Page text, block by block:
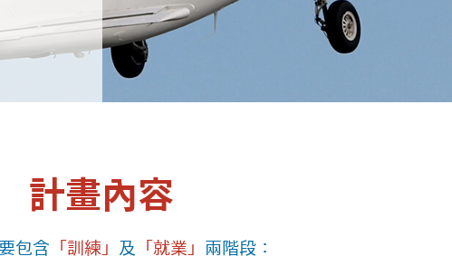
計畫內容
包含 「訓練」 及 「就業」 兩階段：